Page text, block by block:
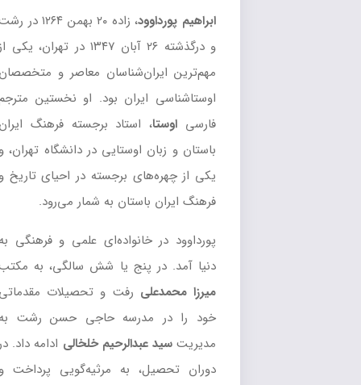
ابراهیم پورداوود
، زاده ۲۰ بهمن ۱۲۶۴ در رشت
و درگذشته ۲۶ آبان ۱۳۴۷ در تهران، یکی از
مهم‌ترین ایران‌شناسان معاصر و متخصصان
اوستاشناسی ایران بود. او نخستین مترجم
فارسیاوستا، استاد برجسته فرهنگ ایران
باستان و زبان اوستایی در دانشگاه تهران، و
یکی از چهره‌های برجسته در احیای تاریخ و
فرهنگ ایران باستان به شمار می‌رود.
پورداوود در خانواده‌ای علمی و فرهنگی به
دنیا آمد. در پنج یا شش سالگی، به مکتب
میرزا محمدعلیرفت و تحصیلات مقدماتی
خود را در مدرسه حاجی حسن رشت به
مدیریتسید عبدالرحیم خلخالی ادامه داد. در
دوران تحصیل، به مرثیه‌گویی پرداخت و